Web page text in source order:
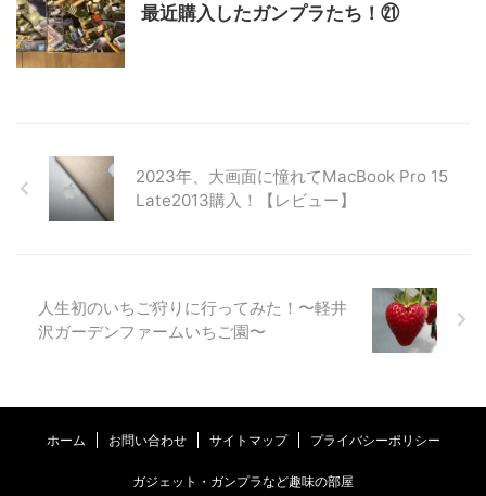
最近購入したガンプラたち！㉑
2023年、大画面に憧れてMacBook Pro 15
Late2013購入！【レビュー】
人生初のいちご狩りに行ってみた！〜軽井
沢ガーデンファームいちご園〜
ホーム お問い合わせ サイトマップ プライバシーポリシー
ガジェット・ガンプラなど趣味の部屋